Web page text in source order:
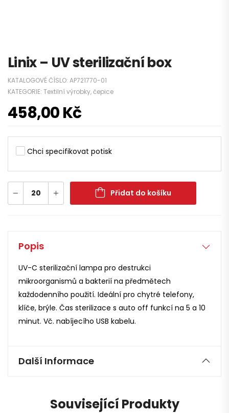
Linix – UV sterilizační box
KATALOGOVÉ ČÍSLO: AP721770-01
KATEGORIE: Textilní výrobky, čepice
458,00Kč
Chci specifikovat potisk
Přidat do košíku
Popis
UV-C sterilizační lampa pro destrukci
mikroorganismů a bakterií na předmětech
každodenního použití. Ideální pro chytré telefony,
klíče, brýle. Čas sterilizace s auto off funkcí na 5 a 10
minut. Vč. nabíjecího USB kabelu.
Další Informace
Související Produkty